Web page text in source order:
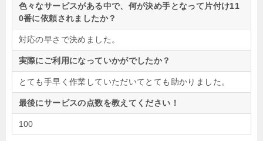
色々なサービスがある中で、何が決め手となって片付け11
0番に依頼されましたか？
対応の早さで決めました。
実際にご利用になっていかがでしたか？
とても手早く作業していただいてとても助かりました。
最後にサービスの点数を教えてください！
100